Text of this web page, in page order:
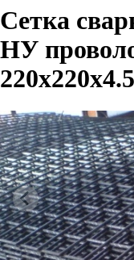
Cетка
НУ
220х220х4.5